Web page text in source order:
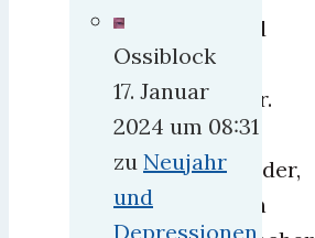
Sand
am
Meer.
Kein
Wunder,
denn
Ossiblock
17. Januar
2024 um 08:31
zu Neujahr
und
Depressionen